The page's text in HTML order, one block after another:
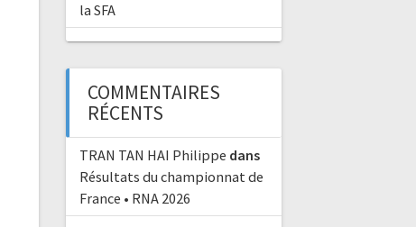
la SFA
COMMENTAIRES
RÉCENTS
TRAN TAN HAI Philippe dans
Résultats du championnat de
France • RNA 2026